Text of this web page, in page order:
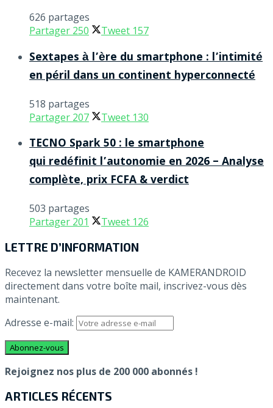
626 partages
Partager 250 Tweet 157
Sextapes à l’ère du smartphone : l’intimité
en péril dans un continent hyperconnecté
518 partages
Partager 207 Tweet 130
TECNO Spark 50 : le smartphone
qui redéfinit l’autonomie en 2026 – Analyse
complète, prix FCFA & verdict
503 partages
Partager 201 Tweet 126
LETTRE D’INFORMATION
Recevez la newsletter mensuelle de KAMERANDROID
directement dans votre boîte mail, inscrivez-vous dès
maintenant.
Adresse e-mail:
Rejoignez nos plus de 200 000 abonnés !
ARTICLES RÉCENTS